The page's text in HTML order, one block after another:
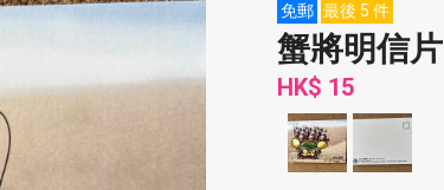
免郵 最後 5 件
蟹將明信片
HK$ 15